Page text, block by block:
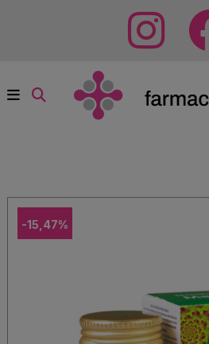
-15,47%